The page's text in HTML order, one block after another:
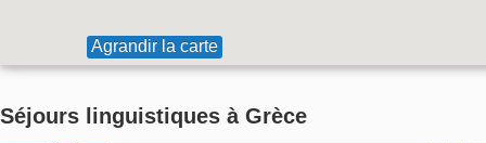
Agrandir la carte
Séjours linguistiques à Grèce